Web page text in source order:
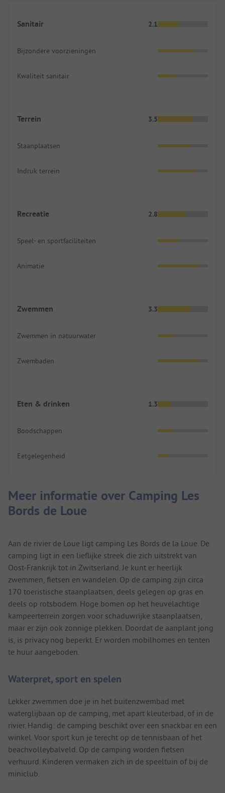
Sanitair 2.1
Bijzondere voorzieningen
Kwaliteit sanitair
Terrein 3.5
Staanplaatsen
Indruk terrein
Recreatie 2.8
Speel- en sportfaciliteiten
Animatie
Zwemmen 3.3
Zwemmen in natuurwater
Zwembaden
Eten & drinken 1.3
Boodschappen
Eetgelegenheid
Meer informatie over Camping Les
Bords de Loue
Aan de rivier de Loue ligt camping Les Bords de la Loue. De
camping ligt in een lieflijke streek die zich uitstrekt van
Oost-Frankrijk tot in Zwitserland. Je kunt er heerlijk
zwemmen, fietsen en wandelen. Op de camping zijn circa
170 toeristische staanplaatsen, deels gelegen op gras en
deels op rotsbodem. Hoge bomen op het heuvelachtige
kampeerterrein zorgen voor schaduwrijke staanplaatsen,
maar er zijn ook zonnige plekken. Doordat de aanplant jong
is, is privacy nog beperkt. Er worden mobilhomes en tenten
te huur aangeboden.
Waterpret, sport en spelen
Lekker zwemmen doe je in het buitenzwembad met
waterglijbaan op de camping, met apart kleuterbad, of in de
rivier. Handig: de camping beschikt over een snackbar en een
winkel. Voor sport kun je terecht op de tennisbaan of het
beachvolleybalveld. Op de camping worden fietsen
verhuurd. Kinderen vermaken zich in de speeltuin of bij de
miniclub.